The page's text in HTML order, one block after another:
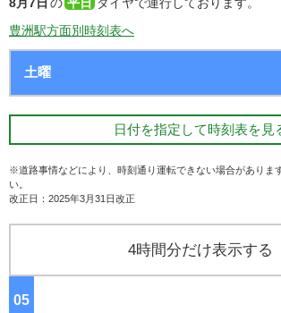
豊洲駅方面別時刻表へ
日付を指定して時刻表を見
※道路事情などにより、時刻通り運転できない場合がありま
い。
改正日：2025年3月31日改正
4時間分だけ表示する
05